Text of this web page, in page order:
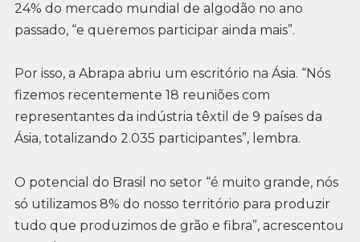
24% do mercado mundial de algodão no ano
passado, “e queremos participar ainda mais”.
Por isso, a Abrapa abriu um escritório na Ásia. “Nós
fizemos recentemente 18 reuniões com
representantes da indústria têxtil de 9 países da
Ásia, totalizando 2.035 participantes”, lembra.
O potencial do Brasil no setor “é muito grande, nós
só utilizamos 8% do nosso território para produzir
tudo que produzimos de grão e fibra”, acrescentou